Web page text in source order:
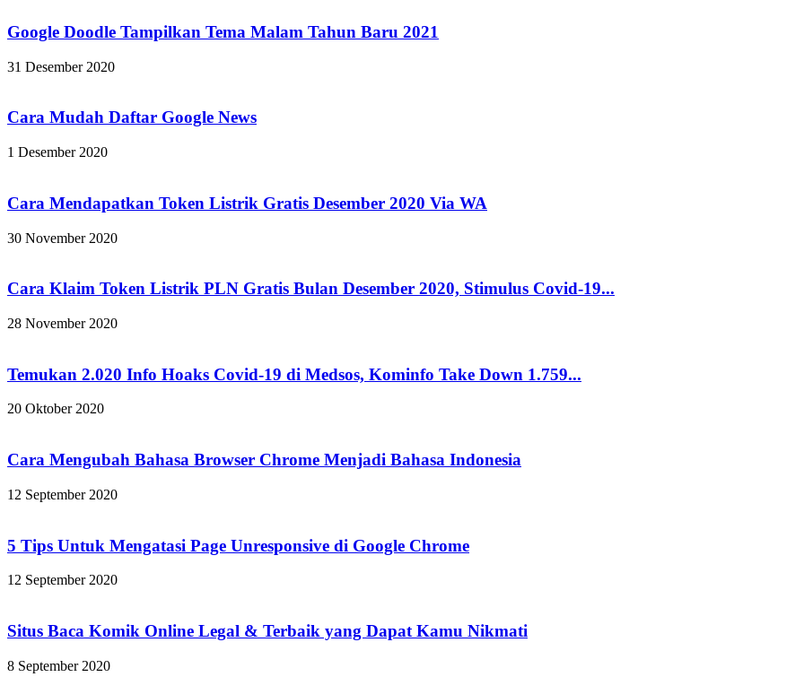
Google Doodle Tampilkan Tema Malam Tahun Baru 2021
31 Desember 2020
Cara Mudah Daftar Google News
1 Desember 2020
Cara Mendapatkan Token Listrik Gratis Desember 2020 Via WA
30 November 2020
Cara Klaim Token Listrik PLN Gratis Bulan Desember 2020, Stimulus Covid-19...
28 November 2020
Temukan 2.020 Info Hoaks Covid-19 di Medsos, Kominfo Take Down 1.759...
20 Oktober 2020
Cara Mengubah Bahasa Browser Chrome Menjadi Bahasa Indonesia
12 September 2020
5 Tips Untuk Mengatasi Page Unresponsive di Google Chrome
12 September 2020
Situs Baca Komik Online Legal & Terbaik yang Dapat Kamu Nikmati
8 September 2020